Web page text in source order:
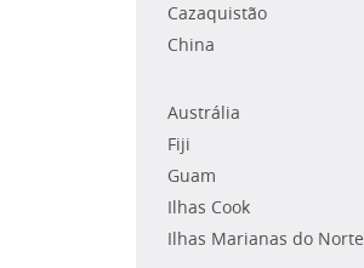
Cazaquistão
China
Austrália
Fiji
Guam
Ilhas Cook
Ilhas Marianas do Norte